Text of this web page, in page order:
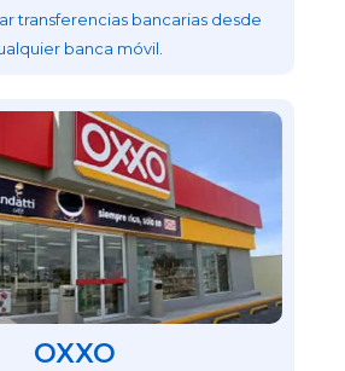
transferencias bancarias desde
banca móvil.
OXXO